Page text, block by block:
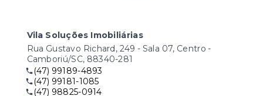
Vila Soluções Imobiliárias
Rua Gustavo Richard, 249 - Sala 07, Centro -
Camboriú/SC, 88340-281
(47) 99189-4893
(47) 99181-1085
(47) 98825-0914